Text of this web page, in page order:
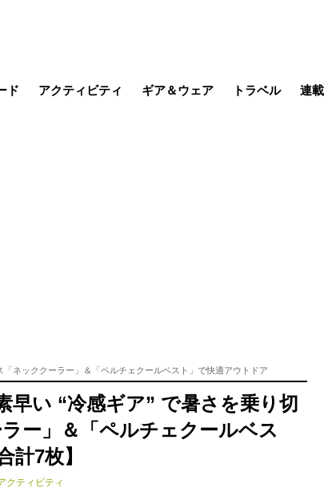
ド アクティビティ ギア＆ウェア トラベル 連載
ネッククーラー」＆「ペルチェクールベスト」で快適アウトドア
早い “冷感ギア” で暑さを乗り切
ー」＆「ペルチェクールベス
計7枚】
クティビティ